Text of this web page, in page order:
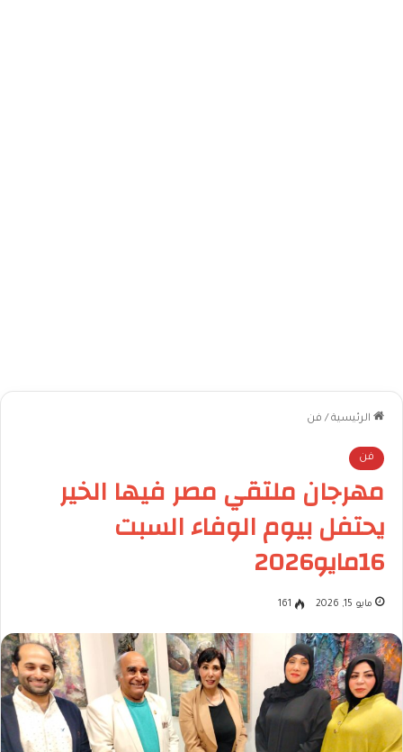
الرئيسية / فن
فن
مهرجان ملتقي مصر فيها الخير
يحتفل بيوم الوفاء السبت
16مايو2026
مايو 15, 2026 161